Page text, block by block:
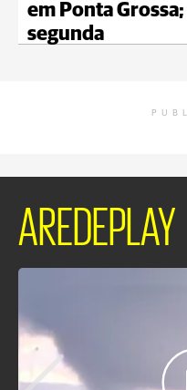
em Ponta
segunda
AREDEPLAY